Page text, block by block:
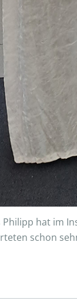
Philipp hat im
schon